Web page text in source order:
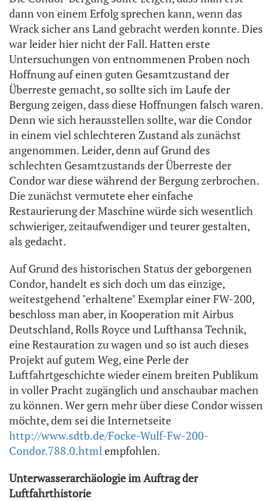
dann von einem Erfolg sprechen kann, wenn das
Wrack sicher ans Land gebracht werden konnte. Dies
war leider hier nicht der Fall. Hatten erste
Untersuchungen von entnommenen Proben noch
Hoffnung auf einen guten Gesamtzustand der
Überreste gemacht, so sollte sich im Laufe der
Bergung zeigen, dass diese Hoffnungen falsch waren.
Denn wie sich herausstellen sollte, war die Condor
in einem viel schlechteren Zustand als zunächst
angenommen. Leider, denn auf Grund des
schlechten Gesamtzustands der Überreste der
Condor war diese während der Bergung zerbrochen.
Die zunächst vermutete eher einfache
Restaurierung der Maschine würde sich wesentlich
schwieriger, zeitaufwendiger und teurer gestalten,
als gedacht.
Auf Grund des historischen Status der geborgenen
Condor, handelt es sich doch um das einzige,
weitestgehend "erhaltene" Exemplar einer FW-200,
beschloss man aber, in Kooperation mit Airbus
Deutschland, Rolls Royce und Lufthansa Technik,
eine Restauration zu wagen und so ist auch dieses
Projekt auf gutem Weg, eine Perle der
Luftfahrtgeschichte wieder einem breiten Publikum
in voller Pracht zugänglich und anschaubar machen
zu können. Wer gern mehr über diese Condor wissen
möchte, dem sei die Internetseite
http://www.sdtb.de/Focke-Wulf-Fw-200-
Condor.788.0.html empfohlen.
Unterwasserarchäologie im Auftrag der
Luftfahrthistorie